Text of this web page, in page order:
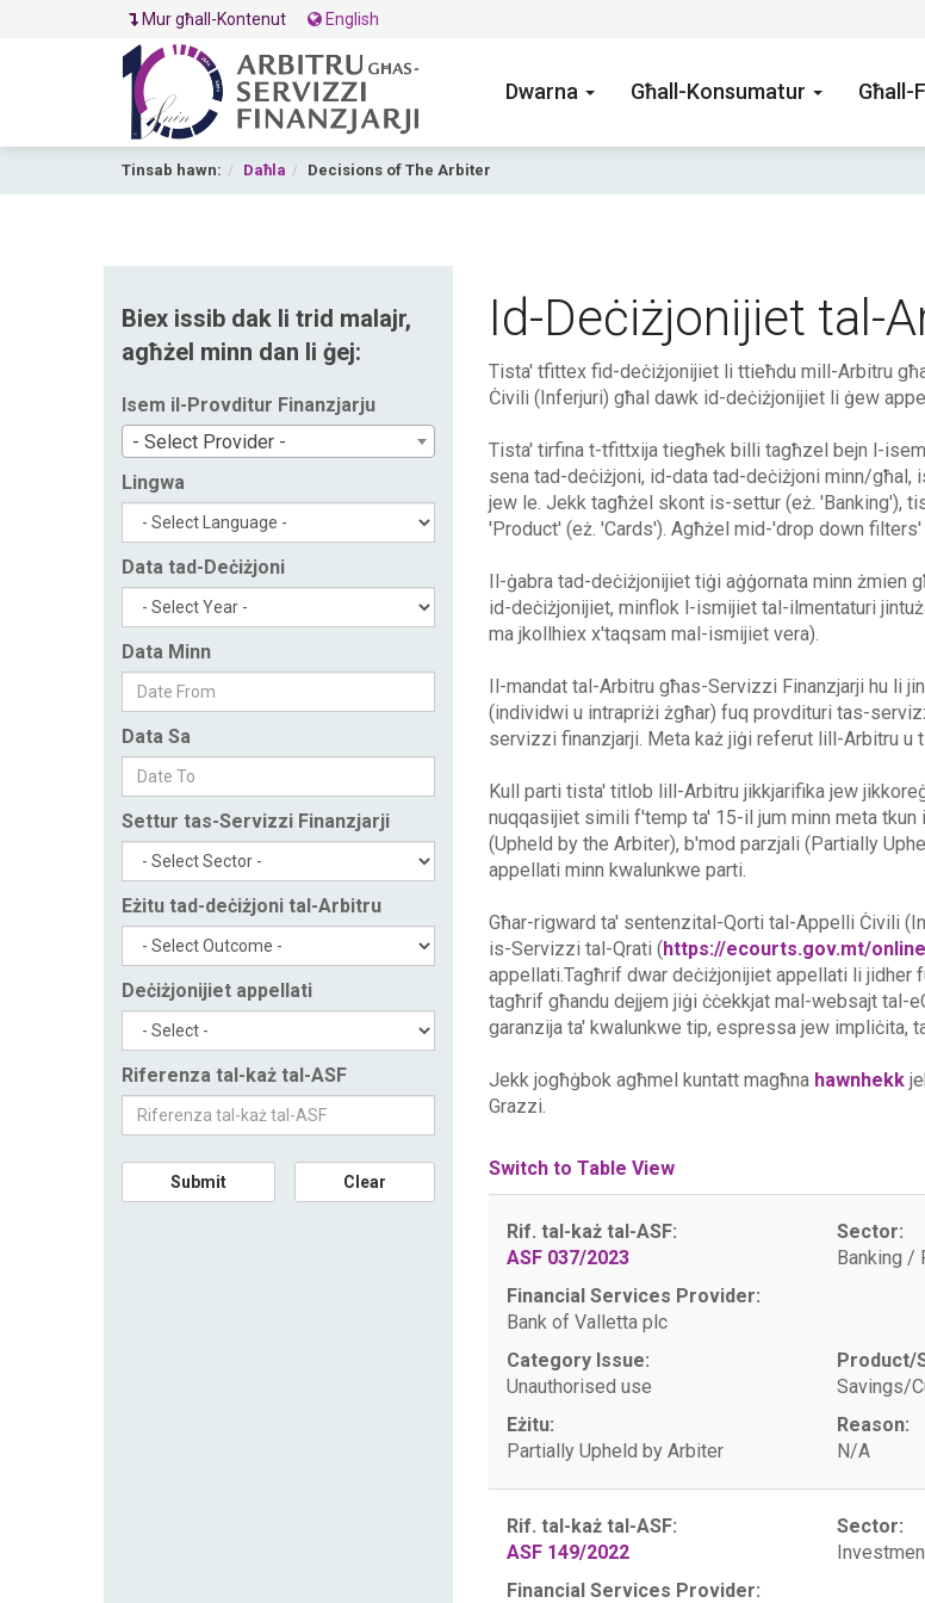
Mur għall-Kontenut English
Dwarna Għall-Konsumatur Għall-
Tinsab hawn: Daħla Decisions of The Arbiter
Biex issib dak li trid malajr,
agħżel minn dan li ġej:
Isem il-Provditur Finanzjarju
- Select Provider -
Lingwa
Data tad-Deċiżjoni
Data Minn
Data Sa
Settur tas-Servizzi Finanzjarji
Eżitu tad-deċiżjoni tal-Arbitru
Deċiżjonijiet appellati
Riferenza tal-każ tal-ASF
Submit Clear
Id-Deċiżjonijiet tal-
Tista' tfittex fid-deċiżjonijiet li ttieħdu mill-Arbitru
Ċivili (Inferjuri) għal dawk id-deċiżjonijiet li ġew
Tista' tirfina t-tfittxija tiegħek billi tagħzel bejn l-
sena tad-deċiżjoni, id-data tad-deċiżjoni minn/
jew le. Jekk tagħżel skont is-settur (eż. 'Banking'),
'Product' (eż. 'Cards'). Agħżel mid-'drop down
Il-ġabra tad-deċiżjonijiet tiġi aġġornata minn żmien
id-deċiżjonijiet, minflok l-ismijiet tal-ilmentaturi
ma jkollhiex x'taqsam mal-ismijiet vera).
Il-mandat tal-Arbitru għas-Servizzi Finanzjarji hu li
(individwi u intrapriżi żgħar) fuq provdituri tas-
servizzi finanzjarji. Meta każ jiġi referut lill-Arbitru
Kull parti tista' titlob lill-Arbitru jikkjarifika jew
nuqqasijiet simili f'temp ta' 15-il jum minn meta
(Upheld by the Arbiter), b'mod parzjali (Partially
appellati minn kwalunkwe parti.
Għar-rigward ta' sentenzital-Qorti tal-Appelli Ċivili
is-Servizzi tal-Qrati (https://ecourts.gov.mt/
appellati.Tagħrif dwar deċiżjonijiet appellati li jidher
tagħrif għandu dejjem jiġi ċċekkjat mal-websajt tal-
garanzija ta' kwalunkwe tip, espressa jew
Jekk jogħġbok agħmel kuntatt magħna hawnhekk
Grazzi.
Switch to Table View
Rif. tal-każ tal-ASF:
ASF 037/2023
Sector:
Banking /
Financial Services Provider:
Bank of Valletta plc
Category Issue:
Unauthorised use
Product/
Savings/
Eżitu:
Partially Upheld by Arbiter
Reason:
N/A
Rif. tal-każ tal-ASF:
ASF 149/2022
Sector:
Financial Services Provider: